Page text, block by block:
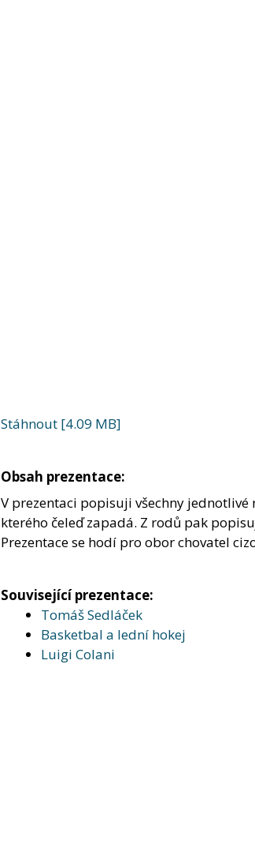
Stáhnout [4.09 MB]
Obsah prezentace:
V prezentaci popisuji všechny
kterého čeleď zapadá. Z rodů pak
Prezentace se hodí pro obor chovatel
Související prezentace:
Tomáš Sedláček
Basketbal a lední hokej
Luigi Colani